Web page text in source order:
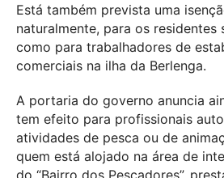
Está também prevista uma
naturalmente, para os residentes
como para trabalhadores de
comerciais na ilha da Berlenga.
A portaria do governo anuncia
tem efeito para profissionais
atividades de pesca ou de
quem está alojado na área de